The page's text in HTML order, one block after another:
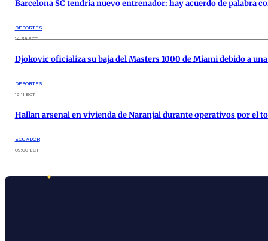
Barcelona SC tendría nuevo entrenador: hay acuerdo de palabra
DEPORTES
14:39 ECT
Djokovic oficializa su baja del Masters 1000 de Miami debido a
DEPORTES
16:11 ECT
Hallan arsenal en vivienda de Naranjal durante operativos por el
ECUADOR
09:00 ECT